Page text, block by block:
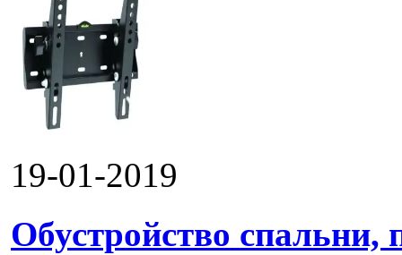
19-01-2019
Обустройство спальни,